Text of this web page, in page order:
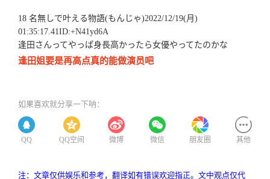
18 名無しで叶える物語(もんじゃ)2022/12/19(月)
01:35:17.41ID:+N41yd6A
逢田さんってやっぱ身長高かったら女優やってたのかな
逢田姐要是再高点真的能做演员吧
如果喜欢就分享一下呐：
QQ QQ空间 微博 微信 朋友圈 其他
注：文章仅供娱乐和参考，翻译如有错误欢迎指正。文中观点仅代